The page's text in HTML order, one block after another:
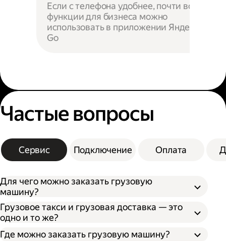
Если с телефона удобнее, почти все
функции для бизнеса можно
использовать в приложении Яндекс
Go
Частые вопросы
Сервис Подключение Оплата
Для чего можно заказать грузовую
машину?
Грузовое такси и грузовая доставка — это
одно и то же?
Где можно заказать грузовую машину?